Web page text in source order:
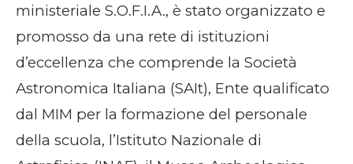
ministeriale S.O.F.I.A., è stato organizzato e
promosso da una rete di istituzioni
d’eccellenza che comprende la Società
Astronomica Italiana (SAIt), Ente qualificato
dal MIM per la formazione del personale
della scuola, l’Istituto Nazionale di